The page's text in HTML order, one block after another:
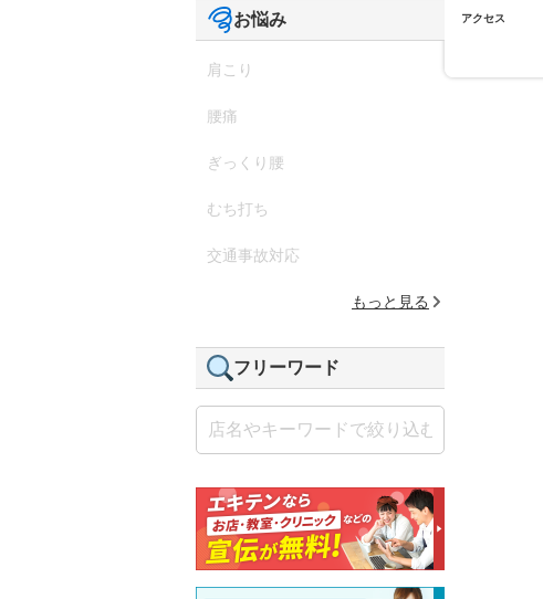
アクセス
お悩み
肩こり
腰痛
ぎっくり腰
むち打ち
交通事故対応
もっと見る
フリーワード